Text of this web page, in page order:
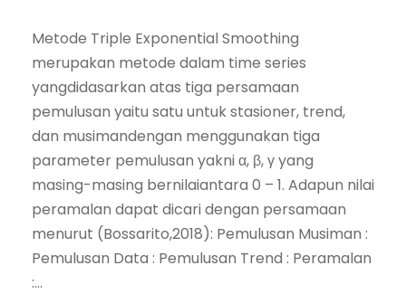
Metode Triple Exponential Smoothing
merupakan metode dalam time series
yangdidasarkan atas tiga persamaan
pemulusan yaitu satu untuk stasioner, trend,
dan musimandengan menggunakan tiga
parameter pemulusan yakni α, β, γ yang
masing-masing bernilaiantara 0 – 1. Adapun nilai
peramalan dapat dicari dengan persamaan
menurut (Bossarito,2018): Pemulusan Musiman :
Pemulusan Data : Pemulusan Trend : Peramalan
:...